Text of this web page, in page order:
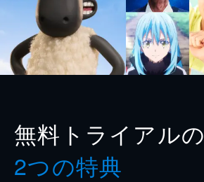
無料トライアルの
2つの特典